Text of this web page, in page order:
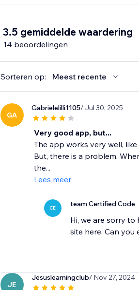
3.5 gemiddelde waardering
14 beoordelingen
Sorteren op: Meest recente
GA
Gabrielelilli1105/ Jul 30, 2025
Very good app, but...
The app works very well,
But, there is a problem.
the...
Lees meer
CE team Certified Code
Hi, we are sorry
site here. Can you
JE
Jesuslearningclub/ Nov 27, 2024